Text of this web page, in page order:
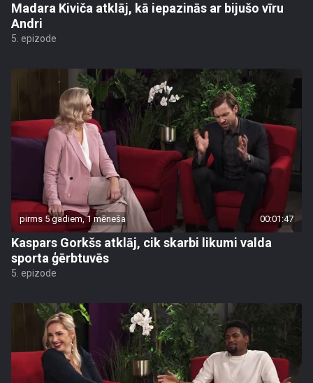
Madara Kiviča atklāj, kā iepazinās ar bijušo vīru
Andri
5. epizode
pirms 5 gadiem, 1 mēneša 00:01:47
Kaspars Gorkšs atklāj, cik skarbi likumi valda
sporta ģērbtuvēs
5. epizode